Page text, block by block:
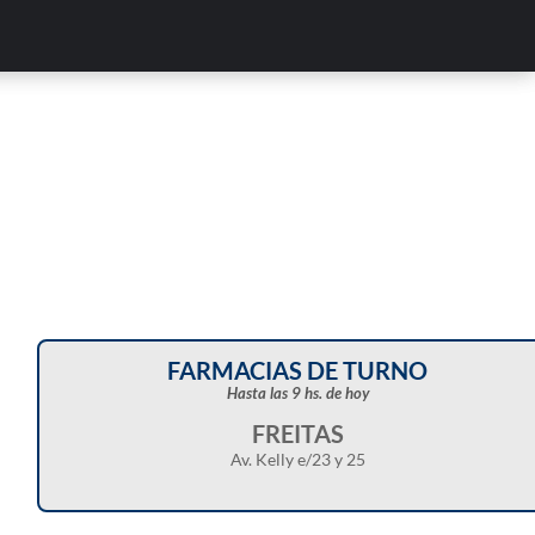
FARMACIAS DE TURNO
Hasta las 9 hs. de hoy
FREITAS
Av. Kelly e/23 y 25